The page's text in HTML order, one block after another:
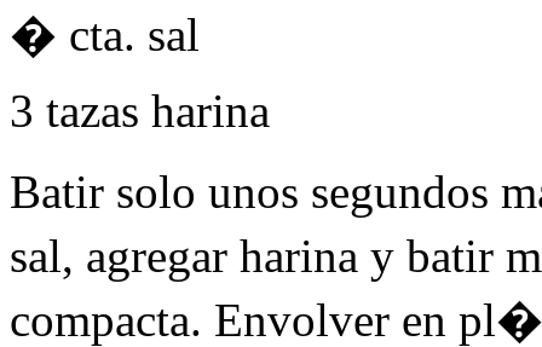
� cta. sal
3 tazas harina
Batir solo unos segundos
sal, agregar harina y batir
compacta. Envolver en